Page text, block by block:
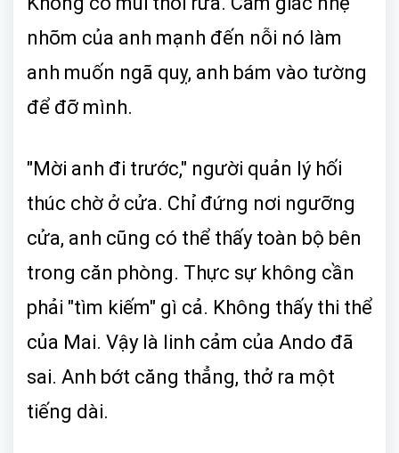
nhõm của anh mạnh đến nỗi nó làm
anh muốn ngã quỵ, anh bám vào tường
để đỡ mình.
"Mời anh đi trước," người quản lý hối
thúc chờ ở cửa. Chỉ đứng nơi ngưỡng
cửa, anh cũng có thể thấy toàn bộ bên
trong căn phòng. Thực sự không cần
phải "tìm kiếm" gì cả. Không thấy thi thể
của Mai. Vậy là linh cảm của Ando đã
sai. Anh bớt căng thẳng, thở ra một
tiếng dài.